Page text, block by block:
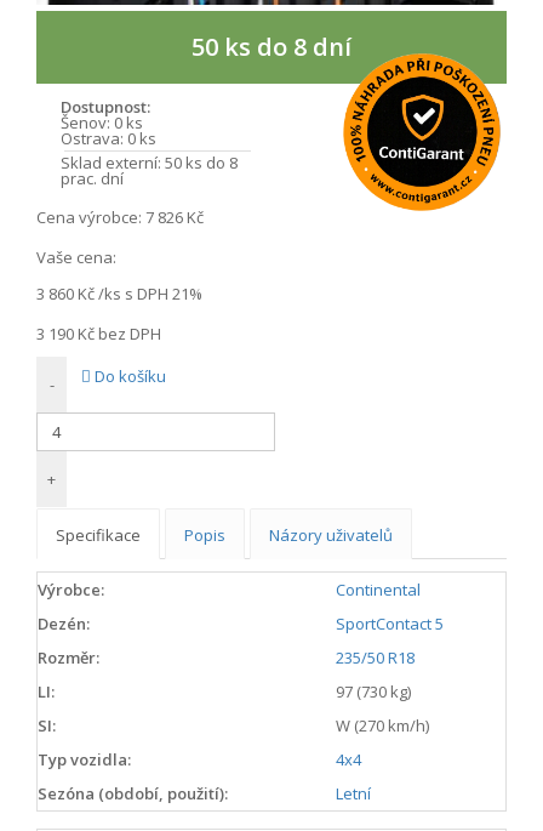
50 ks do 8 dní
Dostupnost:
Šenov: 0 ks
Ostrava: 0 ks
Sklad externí: 50 ks do 8
prac. dní
Cena výrobce: 7 826 Kč
Vaše cena:
3 860 Kč/ks s DPH 21%
3 190 Kč bez DPH
-
+
Do košíku
Specifikace Popis Názory uživatelů
Výrobce:
Continental
Dezén:
SportContact 5
Rozměr:
235/50 R18
LI:
97 (730 kg)
SI:
W (270 km/h)
Typ vozidla:
4x4
Sezóna (období, použití):
Letní